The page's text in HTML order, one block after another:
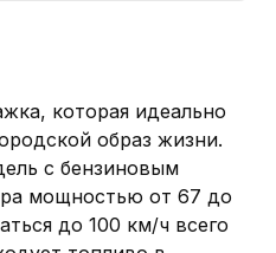
которая идеально
образ жизни.
с бензиновым
мощностью от 67 до
до 100 км/ч всего